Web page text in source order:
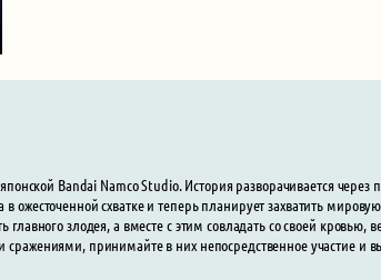
Bandai Namco Studio. История разворачивается через
схватке и теперь планирует захватить
злодея, а вместе с этим совладать со своей кровью,
принимайте в них непосредственное участие и